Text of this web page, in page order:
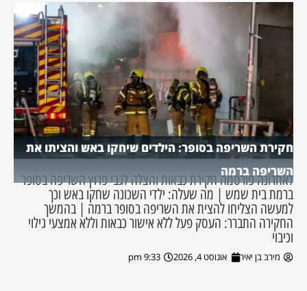
חקירת השריפה בסופר: הילדים שיחקו באש והציתו את
השריפה ברמה
לאחרונה פורסמה חקירת כבאות והצלה לגבי פרוץ השריפה בסופר
ברמת בית שמש | מה שעלה: ילדי השכונה שחקו באש וכך
למעשה הצליחו להצית את השריפה בסופר ברמה | בהמשך
החקירה התברר: העסק פעל ללא אישור כבאות וללא אמצעי גילוי
וכיבוי
מירב בן יאיר אוגוסט 4, 2026 9:33 pm